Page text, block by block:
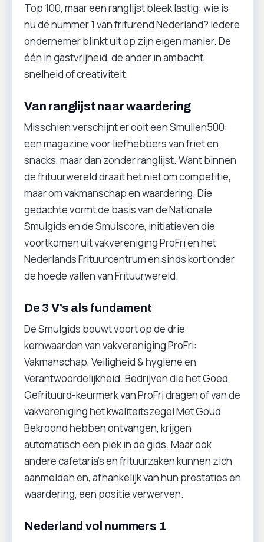
Top 100, maar een ranglijst bleek lastig: wie is
nu dé nummer 1 van friturend Nederland? Iedere
ondernemer blinkt uit op zijn eigen manier. De
één in gastvrijheid, de ander in ambacht,
snelheid of creativiteit.
Van ranglijst naar waardering
Misschien verschijnt er ooit een Smullen500:
een magazine voor liefhebbers van friet en
snacks, maar dan zonder ranglijst. Want binnen
de frituurwereld draait het niet om competitie,
maar om vakmanschap en waardering. Die
gedachte vormt de basis van de Nationale
Smulgids en de Smulscore, initiatieven die
voortkomen uit vakvereniging ProFri en het
Nederlands Frituurcentrum en sinds kort onder
de hoede vallen van Frituurwereld.
De 3 V’s als fundament
De Smulgids bouwt voort op de drie
kernwaarden van vakvereniging ProFri:
Vakmanschap, Veiligheid & hygiëne en
Verantwoordelijkheid. Bedrijven die het Goed
Gefrituurd-keurmerk van ProFri dragen of van de
vakvereniging het kwaliteitszegel Met Goud
Bekroond hebben ontvangen, krijgen
automatisch een plek in de gids. Maar ook
andere cafetaria’s en frituurzaken kunnen zich
aanmelden en, afhankelijk van hun prestaties en
waardering, een positie verwerven.
Nederland vol nummers 1